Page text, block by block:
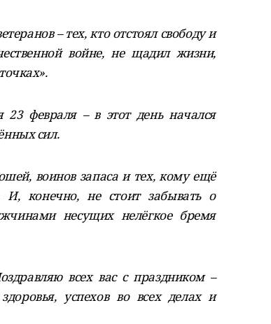
– тех, кто отстоял свободу и
войне, не щадил жизни,
февраля – в этот день начался
сил.
воинов запаса и тех, кому ещё
И, конечно, не стоит забывать о
несущих нелёгкое бремя
всех вас с праздником –
успехов во всех делах и